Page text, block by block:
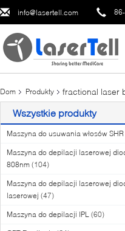
info@lasertell.com
Dom Produkty fractional laser
Wszystkie produkty
Maszyna do usuwania włosów SHR
Maszyna do depilacji laserowej
808nm (104)
Maszyna do depilacji laserowej
laserowej (47)
Maszyna do depilacji IPL (60)